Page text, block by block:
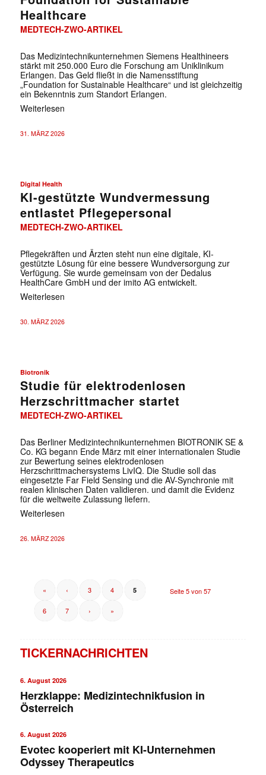
Healthcare
MEDTECH-ZWO-ARTIKEL
Das Medizintechnikunternehmen Siemens Healthineers
stärkt mit 250.000 Euro die Forschung am Uniklinikum
Erlangen. Das Geld fließt in die Namensstiftung
„Foundation for Sustainable Healthcare“ und ist gleichzeitig
ein Bekenntnis zum Standort Erlangen.
Weiterlesen
31. MÄRZ 2026
Digital Health
KI-gestützte Wundvermessung
entlastet Pflegepersonal
MEDTECH-ZWO-ARTIKEL
Pflegekräften und Ärzten steht nun eine digitale, KI-
gestützte Lösung für eine bessere Wundversorgung zur
Verfügung. Sie wurde gemeinsam von der Dedalus
HealthCare GmbH und der imito AG entwickelt.
Weiterlesen
30. MÄRZ 2026
Biotronik
Studie für elektrodenlosen
Herzschrittmacher startet
MEDTECH-ZWO-ARTIKEL
Das Berliner Medizintechnikunternehmen BIOTRONIK SE &
Co. KG begann Ende März mit einer internationalen Studie
zur Bewertung seines elektrodenlosen
Herzschrittmachersystems LivIQ. Die Studie soll das
eingesetzte Far Field Sensing und die AV-Synchronie mit
realen klinischen Daten validieren. und damit die Evidenz
für die weltweite Zulassung liefern.
Weiterlesen
26. MÄRZ 2026
Seite 5 von 57
« ‹ 3 4 5
6 7 › »
TICKERNACHRICHTEN
6. August 2026
Herzklappe: Medizintechnikfusion in
Österreich
6. August 2026
Evotec kooperiert mit KI-Unternehmen
Odyssey Therapeutics